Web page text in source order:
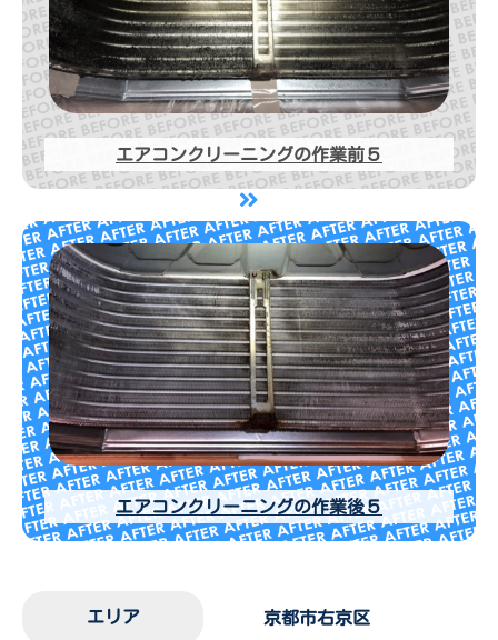
エアコンクリーニングの作業前５
エアコンクリーニングの作業後５
エリア 京都市右京区